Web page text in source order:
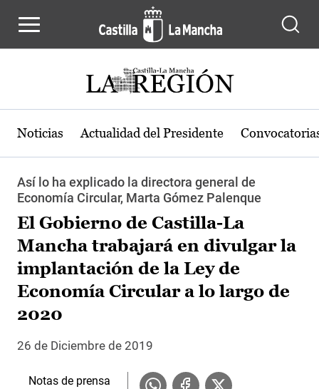
Noticias Actualidad del Presidente
Así lo ha explicado la directora general de
Economía Circular, Marta Gómez Palenque
El Gobierno de Castilla-La
Mancha trabajará en divulgar la
implantación de la Ley de
Economía Circular a lo largo de
2020
26 de Diciembre de 2019
Notas de prensa